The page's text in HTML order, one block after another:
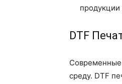
продукции
DTF
Современные
среду. DTF